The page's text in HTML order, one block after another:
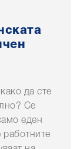
да сте
Се
еден
работните